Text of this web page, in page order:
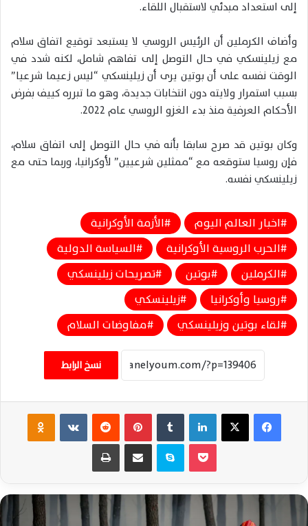
إلى استعداد مبدئي لاستقبال اللقاء.
وأضاف الكرملين أن الرئيس الروسي لا يستبعد توقيع اتفاق سلام
مع زيلينسكي في حال التوصل إلى تفاهم شامل، لكنه شدد في
الوقت نفسه على أن بوتين يرى أن زيلينسكي “ليس زعيما شرعيا”
بسبب استمرار ولايته دون انتخابات جديدة، وهو ما تبرره كييف بفرض
الأحكام العرفية منذ بدء الغزو الروسي عام 2022.
وكان بوتين قد صرح سابقا بأنه في حال التوصل إلى اتفاق سلام،
فإن روسيا ستوقعه مع “ممثلين شرعيين” لأوكرانيا، وربما حتى مع
زيلينسكي نفسه.
اخبار العالم اليوم
الأزمة الأوكرانية
الحرب الروسية الأوكرانية
السياسة الدولية
الكرملين
بوتين
تصريحات زيلينسكي
روسيا وأوكرانيا
زيلينسكي
لقاء بوتين وزيلينسكي
مفاوضات السلام
نسخ الرابط
فيسبوك ‫X لينكدإن بينتيريست ‏VKontakte
سكايب مشاركة عبر البريد طباعة